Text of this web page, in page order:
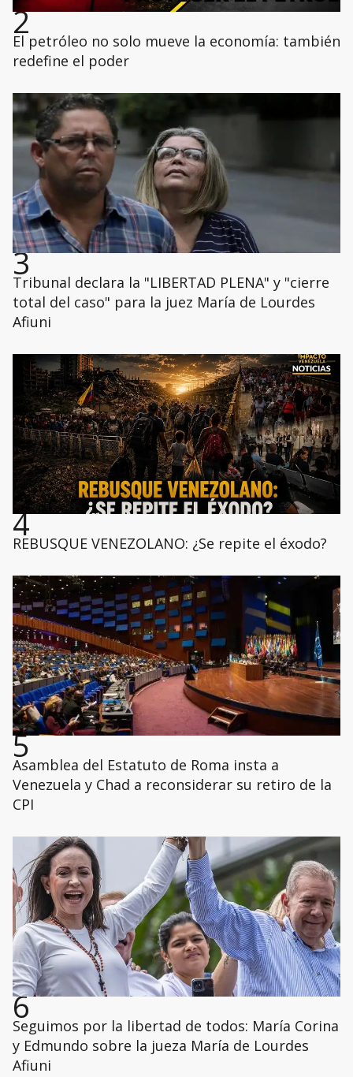
2
El petróleo no solo mueve la economía: también
redefine el poder
3
Tribunal declara la "LIBERTAD PLENA" y "cierre
total del caso" para la juez María de Lourdes
Afiuni
4
REBUSQUE VENEZOLANO: ¿Se repite el éxodo?
5
Asamblea del Estatuto de Roma insta a
Venezuela y Chad a reconsiderar su retiro de la
CPI
6
Seguimos por la libertad de todos: María Corina
y Edmundo sobre la jueza María de Lourdes
Afiuni